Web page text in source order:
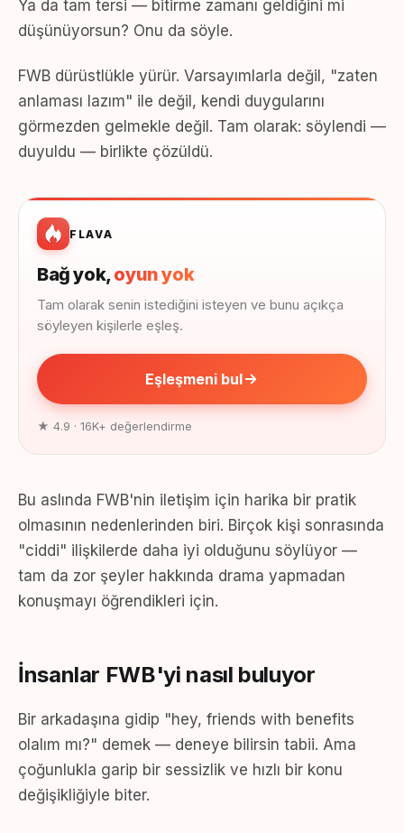
Ya da tam tersi — bitirme zamanı geldiğini mi
düşünüyorsun? Onu da söyle.
FWB dürüstlükle yürür. Varsayımlarla değil, "zaten
anlaması lazım" ile değil, kendi duygularını
görmezden gelmekle değil. Tam olarak: söylendi —
duyuldu — birlikte çözüldü.
FLAVA
Bağ yok,oyun yok
Tam olarak senin istediğini isteyen ve bunu açıkça
söyleyen kişilerle eşleş.
Eşleşmeni bul
★ 4.9 · 16K+ değerlendirme
Bu aslında FWB'nin iletişim için harika bir pratik
olmasının nedenlerinden biri. Birçok kişi sonrasında
"ciddi" ilişkilerde daha iyi olduğunu söylüyor —
tam da zor şeyler hakkında drama yapmadan
konuşmayı öğrendikleri için.
İnsanlar FWB'yi nasıl buluyor
Bir arkadaşına gidip "hey, friends with benefits
olalım mı?" demek — deneye bilirsin tabii. Ama
çoğunlukla garip bir sessizlik ve hızlı bir konu
değişikliğiyle biter.